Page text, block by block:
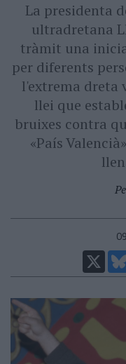
La presidenta
ultradretana
tràmit una
per diferents
l'extrema dreta
llei que
bruixes contra
«País
X